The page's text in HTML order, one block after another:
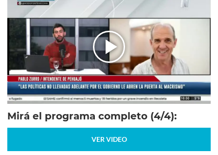
Mirá el programa completo (4/4):
VER VIDEO